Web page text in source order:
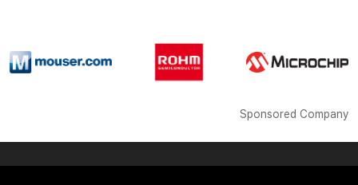
Sponsored Company